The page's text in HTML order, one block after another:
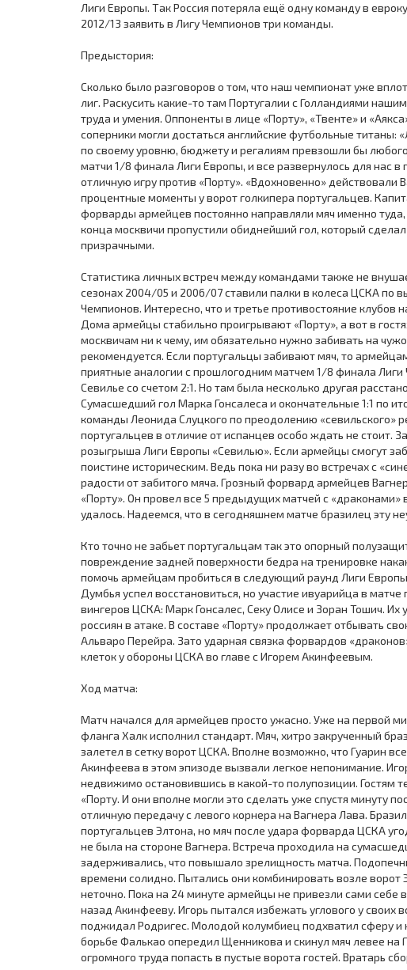
Лиги Европы. Так Россия потеряла ещё одну команду в
2012/13 заявить в Лигу Чемпионов три команды.
Предыстория:
Сколько было разговоров о том, что наш чемпионат уже
лиг. Раскусить какие-то там Португалии с Голландиями
труда и умения. Оппоненты в лице «Порту», «Твенте» и
соперники могли достаться английские футбольные титаны:
по своему уровню, бюджету и регалиям превзошли бы
матчи 1/8 финала Лиги Европы, и все развернулось для нас
отличную игру против «Порту». «Вдохновенно» действовали
процентные моменты у ворот голкипера португальцев.
форварды армейцев постоянно направляли мяч именно туда,
конца москвичи пропустили обиднейший гол, который
призрачными.
Статистика личных встреч между командами также не
сезонах 2004/05 и 2006/07 ставили палки в колеса ЦСКА по
Чемпионов. Интересно, что и третье противостояние клубов
Дома армейцы стабильно проигрывают «Порту», а вот в
москвичам ни к чему, им обязательно нужно забивать на
рекомендуется. Если португальцы забивают мяч, то
приятные аналогии с прошлогодним матчем 1/8 финала
Севилье со счетом 2:1. Но там была несколько другая
Сумасшедший гол Марка Гонсалеса и окончательные 1:1 по
команды Леонида Слуцкого по преодолению «севильского»
португальцев в отличие от испанцев особо ждать не стоит.
розыгрыша Лиги Европы «Севилью». Если армейцы смогут
поистине историческим. Ведь пока ни разу во встречах с
радости от забитого мяча. Грозный форвард армейцев
«Порту». Он провел все 5 предыдущих матчей с «драконами»
удалось. Надеемся, что в сегодняшнем матче бразилец эту
Кто точно не забьет португальцам так это опорный
повреждение задней поверхности бедра на тренировке
помочь армейцам пробиться в следующий раунд Лиги
Думбья успел восстановиться, но участие ивуарийца в
вингеров ЦСКА: Марк Гонсалес, Секу Олисе и Зоран Тошич. Их
россиян в атаке. В составе «Порту» продолжает отбывать
Альваро Перейра. Зато ударная связка форвардов
клеток у обороны ЦСКА во главе с Игорем Акинфеевым.
Ход матча:
Матч начался для армейцев просто ужасно. Уже на первой
фланга Халк исполнил стандарт. Мяч, хитро закрученный
залетел в сетку ворот ЦСКА. Вполне возможно, что Гуарин
Акинфеева в этом эпизоде вызвали легкое непонимание.
недвижимо остановившись в какой-то полупозиции. Гостям
«Порту. И они вполне могли это сделать уже спустя минуту
отличную передачу с левого корнера на Вагнера Лава.
португальцев Элтона, но мяч после удара форварда ЦСКА
не была на стороне Вагнера. Встреча проходила на
задерживались, что повышало зрелищность матча.
времени солидно. Пытались они комбинировать возле ворот
неточно. Пока на 24 минуте армейцы не привезли сами себе
назад Акинфееву. Игорь пытался избежать углового у своих
поджидал Родригес. Молодой колумбиец подхватил сферу
борьбе Фалькао опередил Щенникова и скинул мяч левее на
огромного труда попасть в пустые ворота гостей. Вратарь